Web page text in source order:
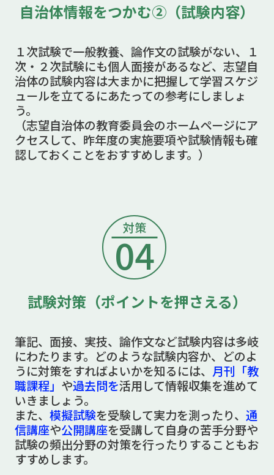
自治体情報をつかむ②（試験内容）
１次試験で一般教養、論作文の試験がない、１
次・２次試験にも個人面接があるなど、志望自
治体の試験内容は大まかに把握して学習スケジ
ュールを立てるにあたっての参考にしましょ
う。
（志望自治体の教育委員会のホームページにア
クセスして、昨年度の実施要項や試験情報も確
認しておくことをおすすめします。）
対策
04
試験対策（ポイントを押さえる）
筆記、面接、実技、論作文など試験内容は多岐
にわたります。どのような試験内容か、どのよ
うに対策をすればよいかを知るには、 月刊「教
職課程」 や過去問を活用して情報収集を進めて
いきましょう。
また、 模擬試験を受験して実力を測ったり、 通
信講座や公開講座を受講して自身の苦手分野や
試験の頻出分野の対策を行ったりすることもお
すすめします。